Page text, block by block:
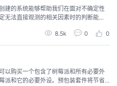
建的系统能够帮助我们在面对不确定性
无法直接观测的相关因素时的判断能
法则结合起来，确定无法观测的决策关
围仍然有限，难以应用到许多现实情况
8.5k 0 0
以购买一个包含了树莓派和所有必要外
派和它的必要外设。预包装套件将节省